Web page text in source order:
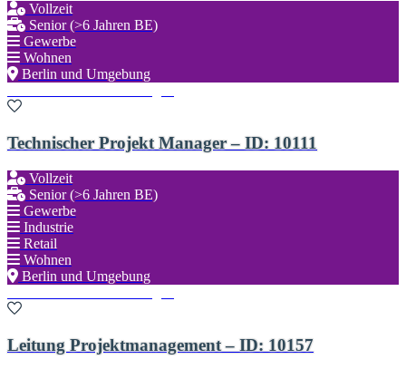
Vollzeit
Senior (>6 Jahren BE)
Gewerbe
Wohnen
Berlin und Umgebung
Technischer Projekt Manager – ID: 10111
Vollzeit
Senior (>6 Jahren BE)
Gewerbe
Industrie
Retail
Wohnen
Berlin und Umgebung
Leitung Projektmanagement – ID: 10157